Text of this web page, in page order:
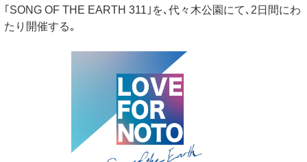
｢SONG OF THE EARTH 311｣を､代々木公園にて､2日間にわ
たり開催する｡